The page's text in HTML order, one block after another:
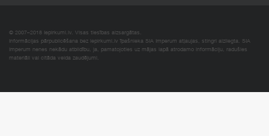
© 2007–2018 Iepirkumi.lv. Visas tiesības aizsargātas.
Informācijas pārpublicēšana bez iepirkumi.lv īpašnieka SIA Imperum atļaujas, stingri aizliegta. SIA
Imperum nenes nekādu atbildību, ja, pamatojoties uz mājas lapā atrodamo informāciju, radušies
materiāli vai citāda veida zaudējumi.